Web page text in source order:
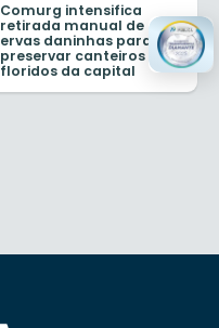
Comurg intensifica
retirada manual de
ervas daninhas para
preservar canteiros de
floridos da capital